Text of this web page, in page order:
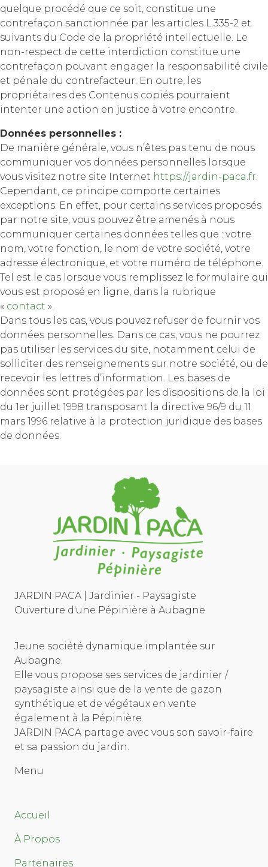
quelque procédé que ce soit, constitue une
contrefaçon sanctionnée par les articles L.335-2 et
suivants du Code de la propriété intellectuelle. Le
non-respect de cette interdiction constitue une
contrefaçon pouvant engager la responsabilité civile
et pénale du contrefacteur. En outre, les
propriétaires des Contenus copiés pourraient
intenter une action en justice à votre encontre.
Données personnelles :
De manière générale, vous n’êtes pas tenu de nous
communiquer vos données personnelles lorsque
vous visitez notre site Internet https://jardin-paca.fr.
Cependant, ce principe comporte certaines
exceptions. En effet, pour certains services proposés
par notre site, vous pouvez être amenés à nous
communiquer certaines données telles que : votre
nom, votre fonction, le nom de votre société, votre
adresse électronique, et votre numéro de téléphone.
Tel est le cas lorsque vous remplissez le formulaire qui
vous est proposé en ligne, dans la rubrique
« contact ».
Dans tous les cas, vous pouvez refuser de fournir vos
données personnelles. Dans ce cas, vous ne pourrez
pas utiliser les services du site, notamment celui de
solliciter des renseignements sur notre société, ou de
recevoir les lettres d’information. Les bases de
données sont protégées par les dispositions de la loi
du 1er juillet 1998 transposant la directive 96/9 du 11
mars 1996 relative à la protection juridique des bases
de données.
JARDIN PACA | Jardinier - Paysagiste
Ouverture d'une Pépinière à Aubagne
Jeune société dynamique implantée sur
Aubagne.
Elle vous propose ses services de jardinier /
paysagiste ainsi que de la vente de gazon
synthétique et de végétaux en vente
également à la Pépinière.
JARDIN PACA partage avec vous son savoir-faire
et sa passion du jardin.
Menu
Accueil
À Propos
Partenaires